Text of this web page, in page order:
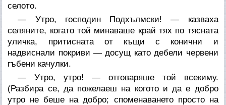
селото.
— Утро, господин Подхълмски! — казваха
селяните, когато той минаваше край тях по тясната
уличка, притисната от къщи с конични и
надвиснали покриви — досущ като дебели червени
гъбени качулки.
— Утро, утро! — отговаряше той всекиму.
(Разбира се, да пожелаеш на когото и да е добро
утро не беше на добро; споменаването просто на